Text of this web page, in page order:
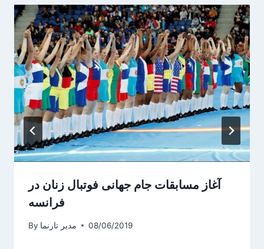
آغاز مسابقات جام جهانی فوتبال زنان در
فرانسه
By مدیر تارنما 08/06/2019